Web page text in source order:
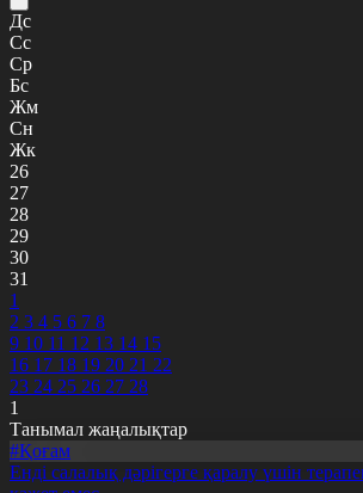
Дс
Сс
Ср
Бс
Жм
Сн
Жк
26
27
28
29
30
31
1
2 3 4 5 6 7 8
9 10 11 12 13 14 15
16 17 18 19 20 21 22
23 24 25 26 27 28
1
Танымал жаңалықтар
#Қоғам
Енді салалық дәрігерге қаралу үшін